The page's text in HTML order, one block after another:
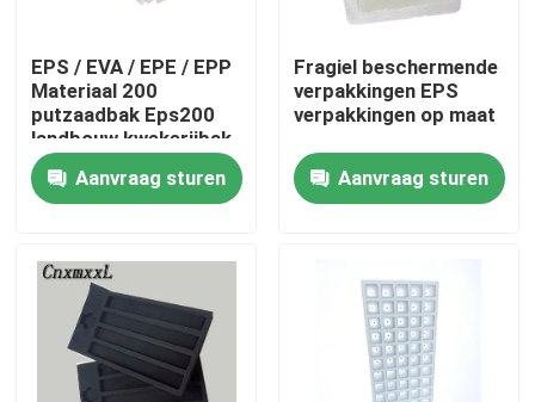
Producten
Video's
Over ons
Fabriekstocht
EPS / EVA / EPE / EPP
Materiaal 200
putzaadbak Eps200
landbouw kwekerijbak
Aanvraag sturen
Fragiel beschermende
verpakkingen EPS
verpakkingen op maat
Aanvraag sturen